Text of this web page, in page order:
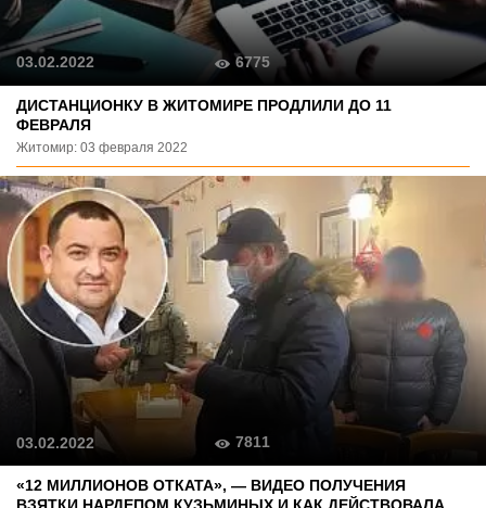
ДИСТАНЦИОНКУ В ЖИТОМИРЕ ПРОДЛИЛИ ДО 11
ФЕВРАЛЯ
Житомир: 03 февраля 2022
03.02.2022 6775
«12 МИЛЛИОНОВ ОТКАТА», — ВИДЕО ПОЛУЧЕНИЯ
03.02.2022 7811